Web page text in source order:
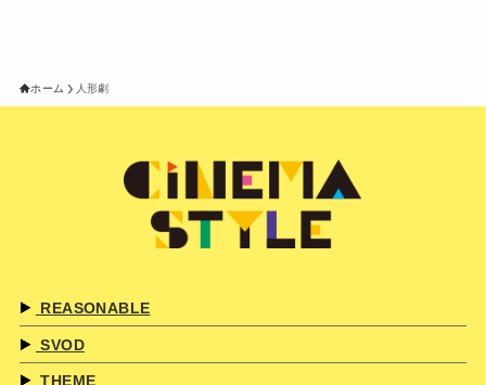
ホーム 人形劇
REASONABLE
SVOD
THEME